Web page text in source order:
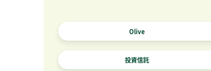
Olive
投資信託